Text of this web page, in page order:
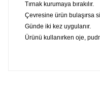
Tırnak kurumaya bırakılır.
Çevresine ürün bulaşırsa
Günde iki kez uygulanır.
Ürünü kullanırken oje,